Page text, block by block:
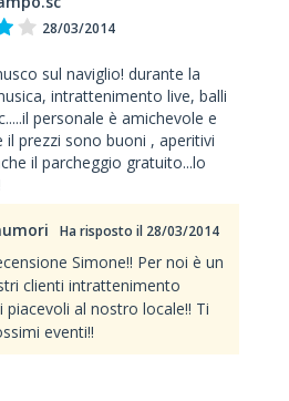
28/03/2014
sul naviglio! durante la
intrattenimento live, balli
personale è amichevole e
il prezzi sono buoni , aperitivi
il parcheggio gratuito...lo
Ha risposto il 28/03/2014
Simone!! Per noi è un
clienti intrattenimento
al nostro locale!! Ti
eventi!!